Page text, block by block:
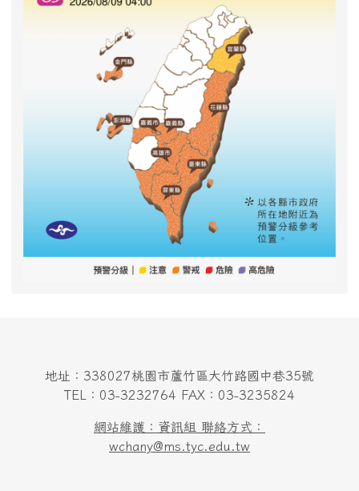
地址：338027桃園市蘆竹區大竹路國中巷35號
TEL：03-3232764 FAX：03-3235824
網站維護：資訊組 聯絡方式：
wchany@ms.tyc.edu.tw